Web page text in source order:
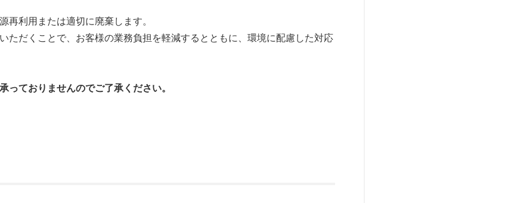
再利用または適切に廃棄します。
ただくことで、お客様の業務負担を軽減するとともに、環境に配慮した対応
ておりませんのでご了承ください。